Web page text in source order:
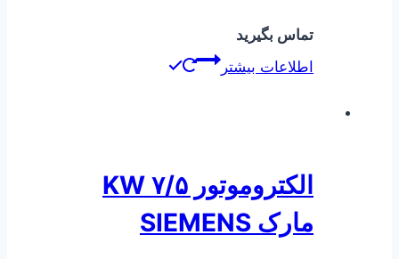
تماس بگیرید
اطلاعات بیشتر
الکتروموتور ۷/۵ KW
مارک SIEMENS